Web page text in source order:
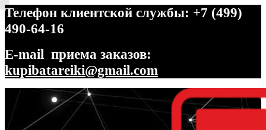
Телефон клиентской службы: +7 (499)
490-64-16
E-mail приема заказов:
kupibatareiki@gmail.com
Перейти
навигации
Перейти
содержимому